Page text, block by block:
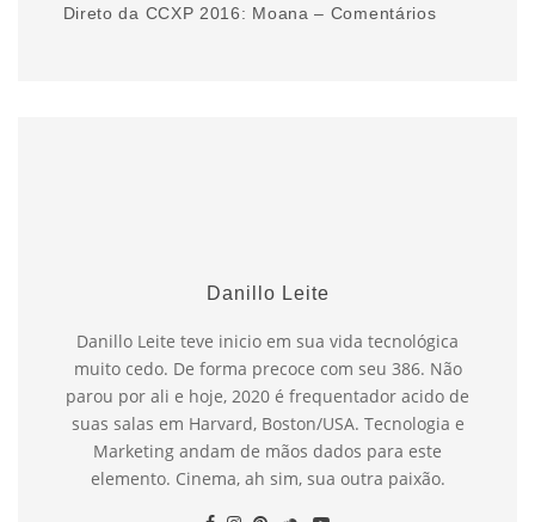
Direto da CCXP 2016: Moana – Comentários
Danillo Leite
Danillo Leite teve inicio em sua vida tecnológica
muito cedo. De forma precoce com seu 386. Não
parou por ali e hoje, 2020 é frequentador acido de
suas salas em Harvard, Boston/USA. Tecnologia e
Marketing andam de mãos dados para este
elemento. Cinema, ah sim, sua outra paixão.